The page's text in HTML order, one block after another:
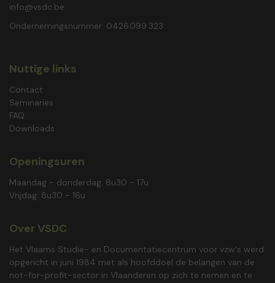
info@vsdc.be
Ondernemingsnummer: 0426.099.323
Nuttige links
Contact
Seminaries
FAQ
Downloads
Openingsuren
Maandag - donderdag: 8u30 - 17u
Vrijdag: 8u30 - 16u
Over VSDC
Het Vlaams Studie- en Documentatiecentrum voor vzw's werd
opgericht in juni 1984 met als hoofddoel de belangen van de
not-for-profit-sector in Vlaanderen op zich te nemen en te